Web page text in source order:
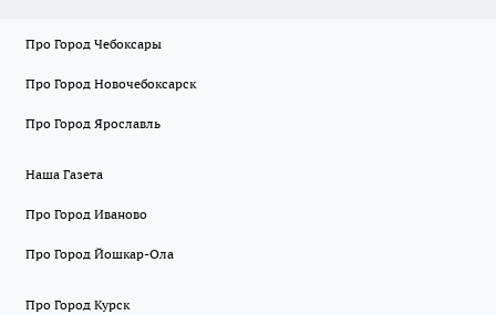
Про Город Чебоксары
Про Город Новочебоксарск
Про Город Ярославль
Наша Газета
Про Город Иваново
Про Город Йошкар-Ола
Про Город Курск